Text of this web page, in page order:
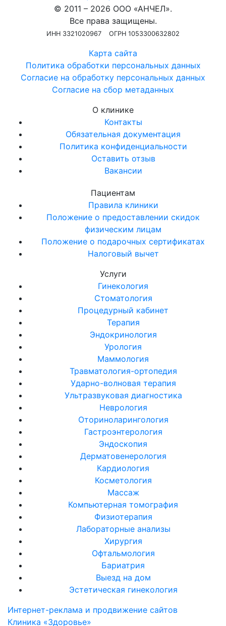
© 2011 – 2026 ООО «АНЧЕЛ».
Все права защищены.
ИНН 3321020967 ОГРН 1053300632802
Карта сайта
Политика обработки персональных данных
Согласие на обработку персональных данных
Согласие на сбор метаданных
О клинике
Контакты
Обязательная документация
Политика конфиденциальности
Оставить отзыв
Вакансии
Пациентам
Правила клиники
Положение о предоставлении скидок
физическим лицам
Положение о подарочных сертификатах
Налоговый вычет
Услуги
Гинекология
Стоматология
Процедурный кабинет
Терапия
Эндокринология
Урология
Маммология
Травматология-ортопедия
Ударно-волновая терапия
Ультразвуковая диагностика
Неврология
Оториноларингология
Гастроэнтерология
Эндоскопия
Дерматовенерология
Кардиология
Косметология
Массаж
Компьютерная томография
Физиотерапия
Лабораторные анализы
Хирургия
Офтальмология
Бариатрия
Выезд на дом
Эстетическая гинекология
Интернет-реклама и продвижение сайтов
Клиника «Здоровье»